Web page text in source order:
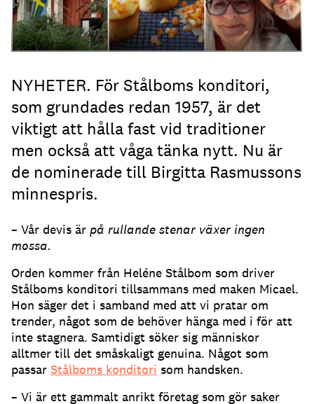
NYHETER. För Stålboms konditori,
som grundades redan 1957, är det
viktigt att hålla fast vid traditioner
men också att våga tänka nytt. Nu är
de nominerade till Birgitta Rasmussons
minnespris.
– Vår devis är på rullande stenar växer ingen
mossa.
Orden kommer från Heléne Stålbom som driver
Stålboms konditori tillsammans med maken Micael.
Hon säger det i samband med att vi pratar om
trender, något som de behöver hänga med i för att
inte stagnera. Samtidigt söker sig människor
alltmer till det småskaligt genuina. Något som
passar Stålboms konditori som handsken.
– Vi är ett gammalt anrikt företag som gör saker